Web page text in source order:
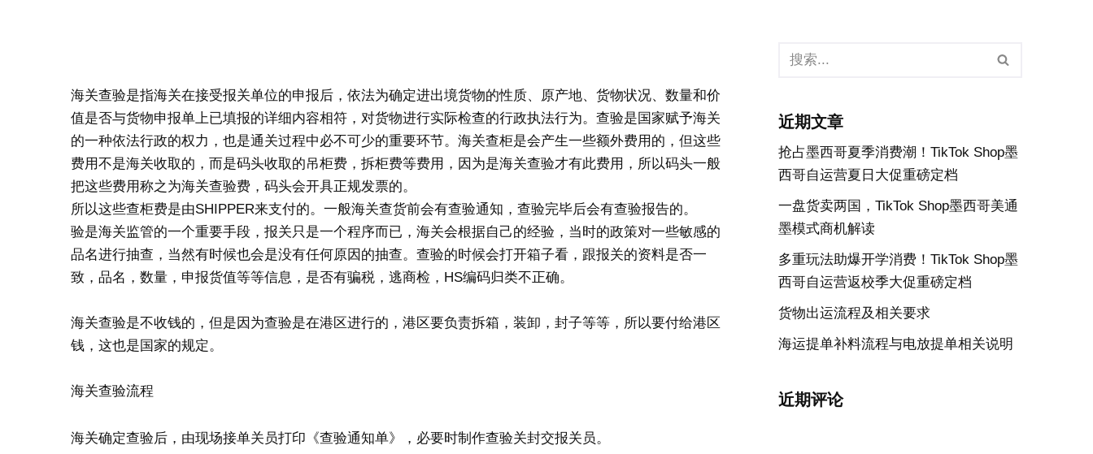
海关查验是指海关在接受报关单位的申报后，依法为确定进出境货物的性质、原产地、货物状况、数量和价
值是否与货物申报单上已填报的详细内容相符，对货物进行实际检查的行政执法行为。查验是国家赋予海关
的一种依法行政的权力，也是通关过程中必不可少的重要环节。海关查柜是会产生一些额外费用的，但这些
费用不是海关收取的，而是码头收取的吊柜费，拆柜费等费用，因为是海关查验才有此费用，所以码头一般
把这些费用称之为海关查验费，码头会开具正规发票的。
所以这些查柜费是由SHIPPER来支付的。一般海关查货前会有查验通知，查验完毕后会有查验报告的。
验是海关监管的一个重要手段，报关只是一个程序而已，海关会根据自己的经验，当时的政策对一些敏感的
品名进行抽查，当然有时候也会是没有任何原因的抽查。查验的时候会打开箱子看，跟报关的资料是否一
致，品名，数量，申报货值等等信息，是否有骗税，逃商检，HS编码归类不正确。
海关查验是不收钱的，但是因为查验是在港区进行的，港区要负责拆箱，装卸，封子等等，所以要付给港区
钱，这也是国家的规定。
海关查验流程
海关确定查验后，由现场接单关员打印《查验通知单》，必要时制作查验关封交报关员。
近期文章
抢占墨西哥夏季消费潮！TikTok Shop墨
西哥自运营夏日大促重磅定档
一盘货卖两国，TikTok Shop墨西哥美通
墨模式商机解读
多重玩法助爆开学消费！TikTok Shop墨
西哥自运营返校季大促重磅定档
货物出运流程及相关要求
海运提单补料流程与电放提单相关说明
近期评论